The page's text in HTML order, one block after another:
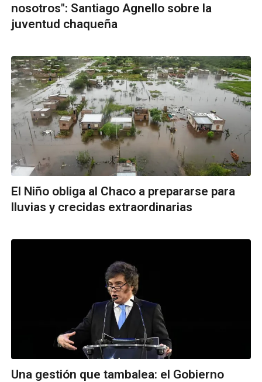
nosotros": Santiago Agnello sobre la
juventud chaqueña
El Niño obliga al Chaco a prepararse para
lluvias y crecidas extraordinarias
Una gestión que tambalea: el Gobierno